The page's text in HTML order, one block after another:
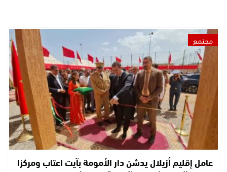
مجتمع
عامل إقليم أزيلال يدشن دار الأمومة بآيت اعتاب ومركزا